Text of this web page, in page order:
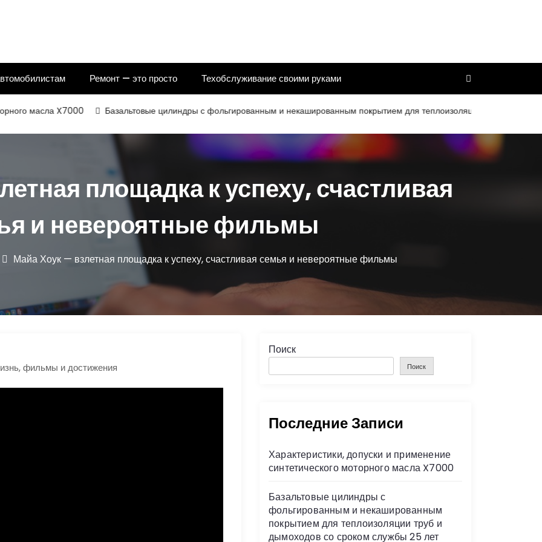
Ремонт — это просто Техобслуживание своими руками
X7000 Базальтовые цилиндры с фольгированным и некашированным покрытием для теплоизоляции труб и дымоходов со
площадка к успеху, счастливая
и невероятные фильмы
Майа Хоук — взлетная площадка к успеху, счастливая семья и невероятные фильмы
Поиск
Поиск
Последние Записи
Характеристики, допуски и применение
синтетического моторного масла X7000
Базальтовые цилиндры с
фольгированным и некашированным
покрытием для теплоизоляции труб и
дымоходов со сроком службы 25 лет